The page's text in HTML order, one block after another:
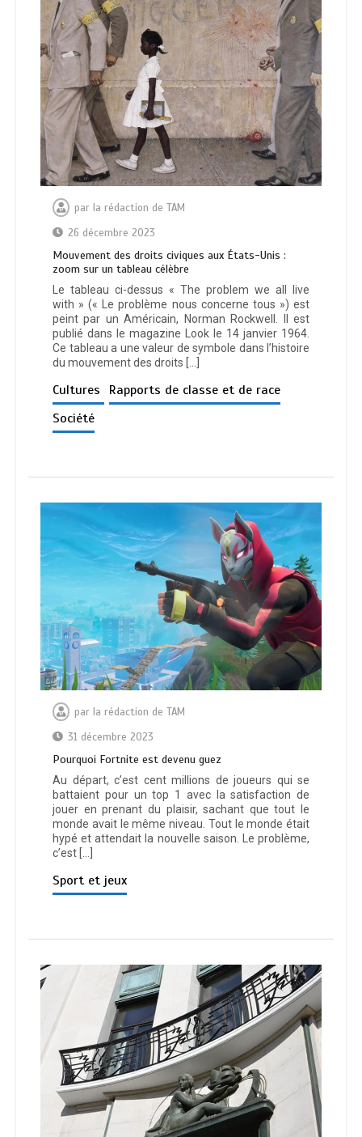
par la rédaction de TAM
26 décembre 2023
Mouvement des droits civiques aux États-Unis :
zoom sur un tableau célèbre
Le tableau ci-dessus « The problem we all live
with » (« Le problème nous concerne tous ») est
peint par un Américain, Norman Rockwell. Il est
publié dans le magazine Look le 14 janvier 1964.
Ce tableau a une valeur de symbole dans l’histoire
du mouvement des droits […]
Cultures
Rapports de classe et de race
Société
par la rédaction de TAM
31 décembre 2023
Pourquoi Fortnite est devenu guez
Au départ, c’est cent millions de joueurs qui se
battaient pour un top 1 avec la satisfaction de
jouer en prenant du plaisir, sachant que tout le
monde avait le même niveau. Tout le monde était
hypé et attendait la nouvelle saison. Le problème,
c’est […]
Sport et jeux